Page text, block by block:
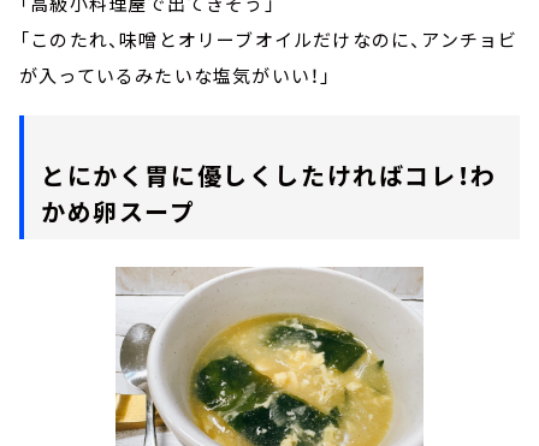
「このたれ、味噌とオリーブオイルだけなのに、アンチョビ
が入っているみたいな塩気がいい！」
とにかく胃に優しくしたければコレ！わ
かめ卵スープ